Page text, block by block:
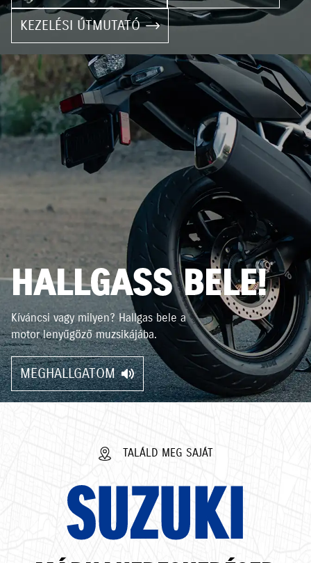
KEZELÉSI ÚTMUTATÓ
HALLGASS BELE!
Kíváncsi vagy milyen? Hallgas bele a
motor lenyűgöző muzsikájába.
MEGHALLGATOM
TALÁLD MEG SAJÁT
SUZUKI